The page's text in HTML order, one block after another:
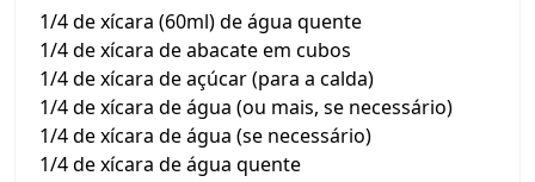
1/4 de xícara (60ml) de água quente
1/4 de xícara de abacate em cubos
1/4 de xícara de açúcar (para a calda)
1/4 de xícara de água (ou mais, se necessário)
1/4 de xícara de água (se necessário)
1/4 de xícara de água quente